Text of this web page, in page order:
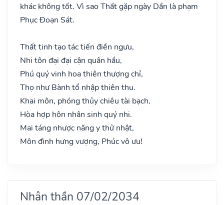
khác không tốt. Vì sao Thất gặp ngày Dần là phạm
Phục Đoạn Sát.
Thất tinh tạo tác tiến điền ngưu,
Nhi tôn đại đại cận quân hầu,
Phú quý vinh hoa thiên thượng chỉ,
Thọ như Bành tổ nhập thiên thu.
Khai môn, phóng thủy chiêu tài bạch,
Hòa hợp hôn nhân sinh quý nhi.
Mai táng nhược năng y thử nhật,
Môn đình hưng vượng, Phúc vô ưu!
Nhân thần 07/02/2034